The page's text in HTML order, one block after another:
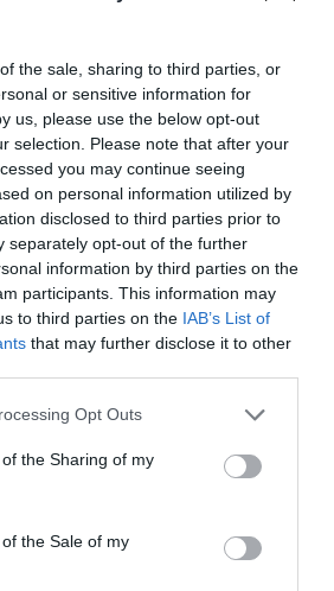
the sale, sharing to third parties, or
or sensitive information for
us, please use the below opt-out
selection. Please note that after your
you may continue seeing
on personal information utilized by
disclosed to third parties prior to
separately opt-out of the further
information by third parties on the
participants. This information may
to third parties on the IAB’s List of
that may further disclose it to other
Opt Outs
the Sharing of my
the Sale of my
UN DON
aux lecteurs !
Journal participez
à son
!
NOUS SOUTENIR
COMMENTAIRES